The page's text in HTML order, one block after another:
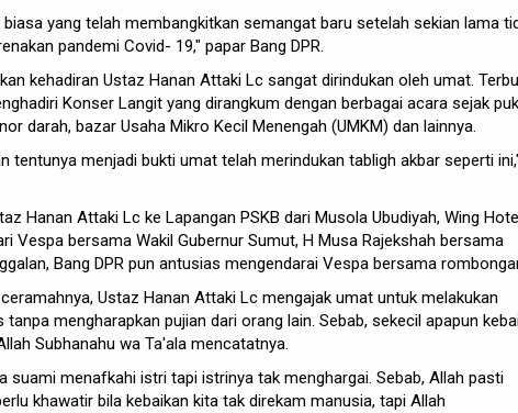
yang telah membangkitkan semangat baru setelah sekian lama
pandemi Covid- 19," papar Bang DPR.
kehadiran Ustaz Hanan Attaki Lc sangat dirindukan oleh umat.
Konser Langit yang dirangkum dengan berbagai acara sejak
darah, bazar Usaha Mikro Kecil Menengah (UMKM) dan lainnya.
tentunya menjadi bukti umat telah merindukan tabligh akbar seperti
Hanan Attaki Lc ke Lapangan PSKB dari Musola Ubudiyah, Wing
Vespa bersama Wakil Gubernur Sumut, H Musa Rajekshah bersama
Bang DPR pun antusias mengendarai Vespa bersama
Ustaz Hanan Attaki Lc mengajak umat untuk melakukan
mengharapkan pujian dari orang lain. Sebab, sekecil apapun
Subhanahu wa Ta'ala mencatatnya.
suami menafkahi istri tapi istrinya tak menghargai. Sebab, Allah pasti
khawatir bila kebaikan kita tak direkam manusia, tapi Allah